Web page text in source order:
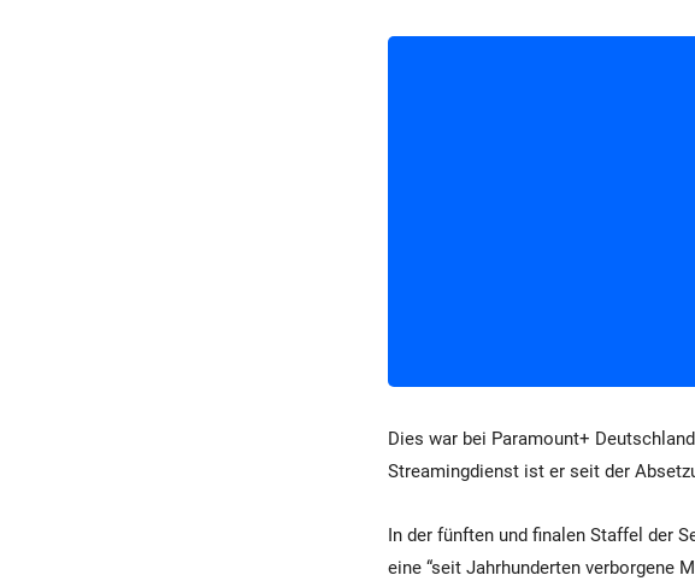
Dies war bei Paramount+
Streamingdienst ist er seit der
In der fünften und finalen Staffel der
eine “seit Jahrhunderten verborgene